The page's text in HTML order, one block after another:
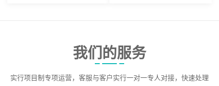
我们的服务
实行项目制专项运营，客服与客户实行一对一专人对接，快速处理